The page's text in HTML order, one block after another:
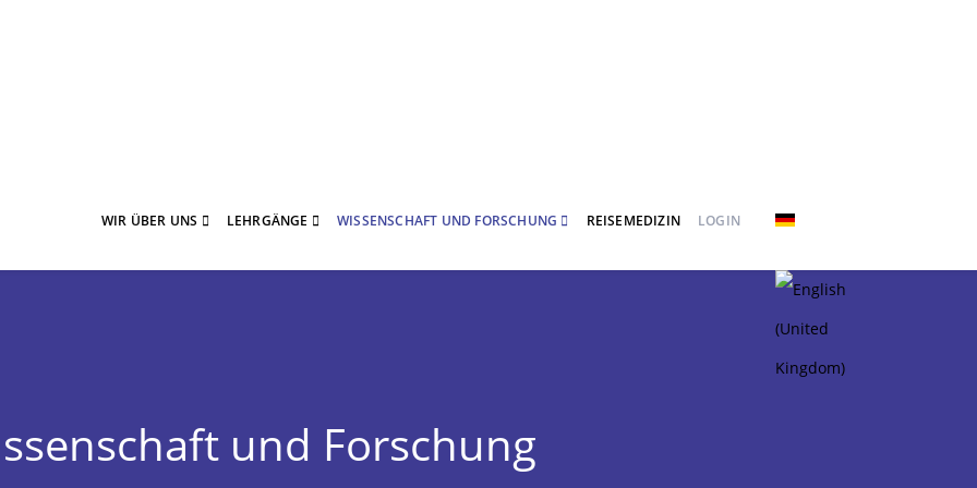
WIR ÜBER UNS LEHRGÄNGE WISSENSCHAFT UND FORSCHUNG REISEMEDIZIN LOGIN
und Forschung